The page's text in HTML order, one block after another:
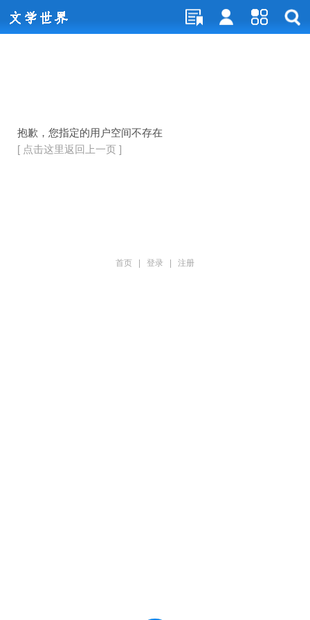
抱歉，您指定的用户空间不存在
[ 点击这里返回上一页 ]
首页 登录 注册